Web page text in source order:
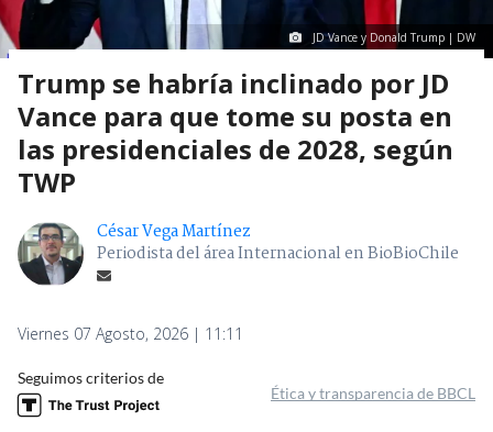
JD Vance y Donald Trump | DW
Trump se habría inclinado por JD
Vance para que tome su posta en
las presidenciales de 2028, según
TWP
César Vega Martínez
Periodista del área Internacional en BioBioChile
Viernes 07 Agosto, 2026 | 11:11
Seguimos criterios de
Ética y transparencia de BBCL